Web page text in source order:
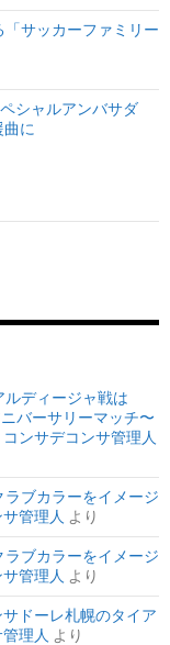
サッカーファミリー
シャルアンバサダ
に
ルディージャ戦は
バーサリーマッチ〜
コンサデコンサ管理人
ブカラーをイメージ
管理人 より
ブカラーをイメージ
管理人 より
ドーレ札幌のタイア
理人 より